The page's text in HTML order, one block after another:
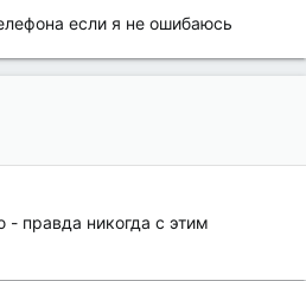
если я не ошибаюсь
- правда никогда с этим